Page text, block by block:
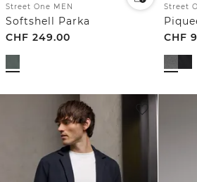
Street One MEN
Softshell Parka
CHF 249.00
Street
CHF